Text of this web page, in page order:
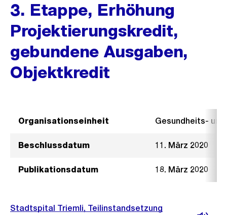
3. Etappe, Erhöhung
Projektierungskredit,
gebundene Ausgaben,
Objektkredit
Organisationseinheit Gesundheits-
Beschlussdatum 11. März 2020
Publikationsdatum 18. März 2020
Stadtspital Triemli, Teilinstandsetzung